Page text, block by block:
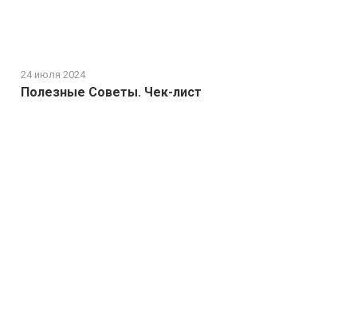
Полезные Советы. Чек-лист
24 июля 2024